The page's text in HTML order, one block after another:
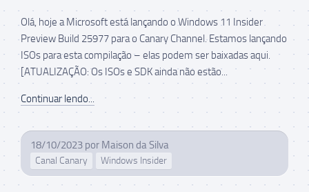
Olá, hoje a Microsoft está lançando o Windows 11 Insider
Preview Build 25977 para o Canary Channel. Estamos lançando
ISOs para esta compilação – elas podem ser baixadas aqui.
[ATUALIZAÇÃO: Os ISOs e SDK ainda não estão...
Continuar lendo...
18/10/2023 por Maison da Silva
Canal Canary Windows Insider